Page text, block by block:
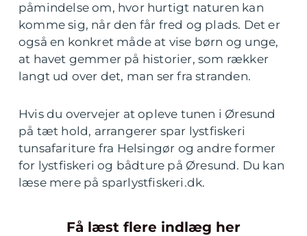
påmindelse om, hvor hurtigt naturen kan
komme sig, når den får fred og plads. Det er
også en konkret måde at vise børn og unge,
at havet gemmer på historier, som rækker
langt ud over det, man ser fra stranden.
Hvis du overvejer at opleve tunen i Øresund
på tæt hold, arrangerer spar lystfiskeri
tunsafariture fra Helsingør og andre former
for lystfiskeri og bådture på Øresund. Du kan
læse mere på sparlystfiskeri.dk.
Få læst flere indlæg her